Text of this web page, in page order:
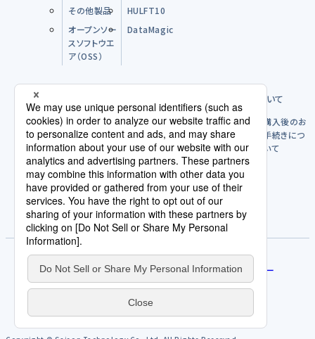
その他製品
HULFT10
オープンソー
スソフトウエ
ア（OSS）
DataMagic
購入前のFAQ 製品のご購入方法について
購入後につ
いて
購入後のお
手続きにつ
いて
パートナー
ライセンスポリシー
使用許諾契約/利用規約
評価版を試す
サービス規約免責事項人権方針契約発注取引規約
個人情報の取扱いについてプライバシーポリシーサイトポリシー
CookieポリシーAI倫理原則
カスタマーハラスメントに関する当社の考え方